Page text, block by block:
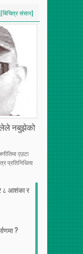
[बिचित्र संसार]
[VERTICAL]
[RECENT][5]
नबुझेको
एउटा
प्रतिनिधित्व
८ आशंका र
?